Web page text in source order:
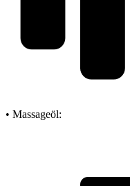
• Massageöl: